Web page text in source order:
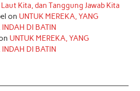
s
t
n
Kita, dan Tanggung Jawab Kita
on UNTUK MEREKA, YANG
INDAH DI BATIN
UNTUK MEREKA, YANG
INDAH DI BATIN